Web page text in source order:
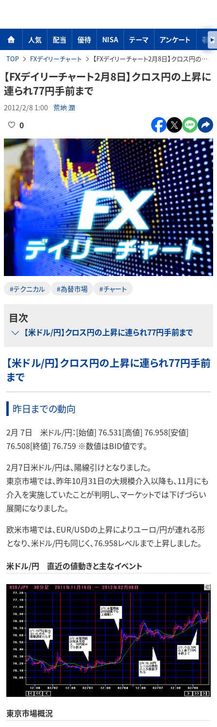
人気 配当 優待 NISA テーマ アンケート 著者
TOP FXデイリーチャート 【FXデイリーチャート2月8日】クロス円の上昇に連られ77円手前まで
【FXデイリーチャート2月8日】クロス円の上昇に
連られ77円手前まで
2012/2/8 1:00 荒地 潤
0
#テクニカル #為替市場 #チャート
目次
【米ドル/円】クロス円の上昇に連られ77円手前まで
【米ドル/円】クロス円の上昇に連られ77円手前
まで
昨日までの動向
2月 7日 米ドル/円：[始値] 76.531[高値] 76.958[安値]
76.508[終値] 76.759 ※数値はBID値です。
2月7日米ドル/円は、陽線引けとなりました。
東京市場では、昨年10月31日の大規模介入以降も、11月にも
介入を実施していたことが判明し、マーケットでは下げづらい
展開になりました。
欧米市場では、EUR/USDの上昇によりユーロ/円が連れる形
となり、米ドル/円も同じく、76.958レベルまで上昇しました。
米ドル/円 直近の値動きと主なイベント
東京市場概況